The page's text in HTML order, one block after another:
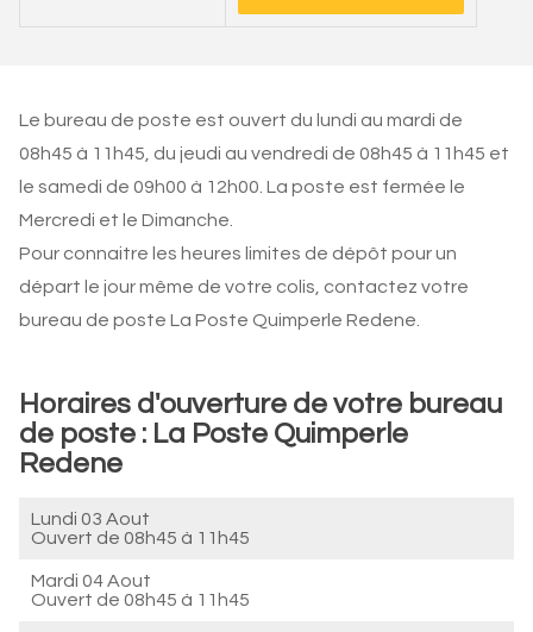
Le bureau de poste est ouvert du lundi au mardi de
08h45 à 11h45, du jeudi au vendredi de 08h45 à 11h45 et
le samedi de 09h00 à 12h00. La poste est fermée le
Mercredi et le Dimanche.
Pour connaitre les heures limites de dépôt pour un
départ le jour même de votre colis, contactez votre
bureau de poste La Poste Quimperle Redene.
Horaires d'ouverture de votre bureau
de poste : La Poste Quimperle
Redene
Lundi 03 Aout
Ouvert de 08h45 à 11h45
Mardi 04 Aout
Ouvert de 08h45 à 11h45